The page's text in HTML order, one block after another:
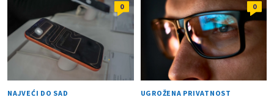
0
NAJVEĆI DO SAD
0
UGROŽENA PRIVATNOST